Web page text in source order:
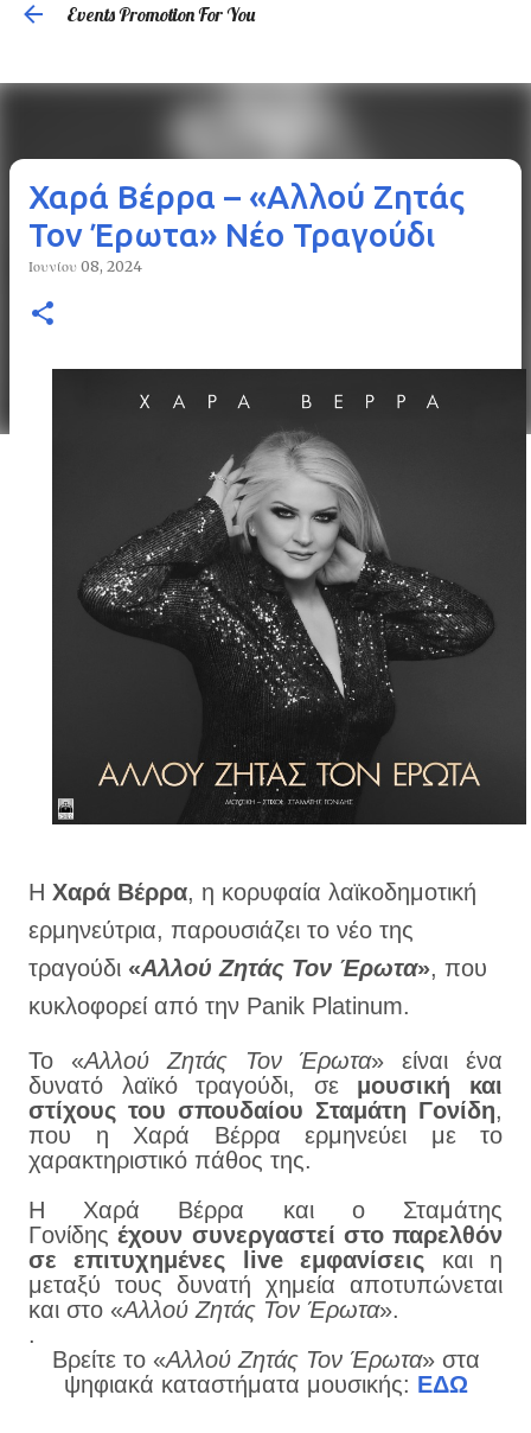
Events Promotion For You
Χαρά Βέρρα – «Αλλού Ζητάς
Τον Έρωτα» Νέο Τραγούδι
Ιουνίου 08, 2024
Η Χαρά Βέρρα, η κορυφαία λαϊκοδημοτική
ερμηνεύτρια, παρουσιάζει το νέο της
τραγούδι «Αλλού Ζητάς Τον Έρωτα», που
κυκλοφορεί από την Panik Platinum.
To «Αλλού Ζητάς Τον Έρωτα» είναι ένα
δυνατό λαϊκό τραγούδι, σε μουσική και
στίχους του σπουδαίου Σταμάτη Γονίδη,
που η Χαρά Βέρρα ερμηνεύει με το
χαρακτηριστικό πάθος της.
Η Χαρά Βέρρα και ο Σταμάτης
Γονίδηςέχουν συνεργαστεί στο παρελθόν
σε επιτυχημένες live εμφανίσεις και η
μεταξύ τους δυνατή χημεία αποτυπώνεται
και στο «Αλλού Ζητάς Τον Έρωτα».
.
Βρείτε το «Αλλού Ζητάς Τον Έρωτα» στα
ψηφιακά καταστήματα μουσικής: ΕΔΩ